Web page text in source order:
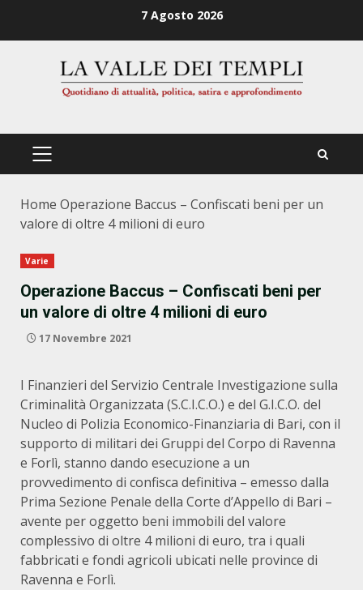
7 Agosto 2026
PRIMÄRES
Home Operazione Baccus – Confiscati beni per un
valore di oltre 4 milioni di euro
Varie
Operazione Baccus – Confiscati beni per
un valore di oltre 4 milioni di euro
17 Novembre 2021
I Finanzieri del Servizio Centrale Investigazione sulla
Criminalità Organizzata (S.C.I.C.O.) e del G.I.C.O. del
Nucleo di Polizia Economico-Finanziaria di Bari, con il
supporto di militari dei Gruppi del Corpo di Ravenna
e Forlì, stanno dando esecuzione a un
provvedimento di confisca definitiva – emesso dalla
Prima Sezione Penale della Corte d’Appello di Bari –
avente per oggetto beni immobili del valore
complessivo di oltre 4 milioni di euro, tra i quali
fabbricati e fondi agricoli ubicati nelle province di
Ravenna e Forlì.